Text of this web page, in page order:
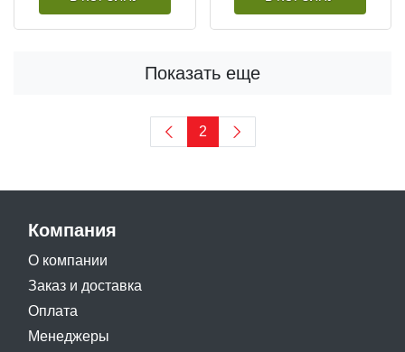
Показать еще
2
Компания
О компании
Заказ и доставка
Оплата
Менеджеры